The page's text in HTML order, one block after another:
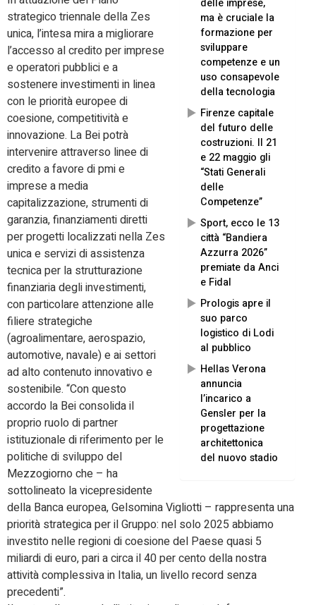
delle imprese,
ma è cruciale la
formazione per
sviluppare
competenze e un
uso consapevole
della tecnologia
Firenze capitale
del futuro delle
costruzioni. Il 21
e 22 maggio gli
“Stati Generali
delle
Competenze”
Sport, ecco le 13
città “Bandiera
Azzurra 2026”
premiate da Anci
e Fidal
Prologis apre il
suo parco
logistico di Lodi
al pubblico
Hellas Verona
annuncia
l’incarico a
Gensler per la
progettazione
architettonica
del nuovo stadio
strategico triennale della Zes
unica, l’intesa mira a migliorare
l’accesso al credito per imprese
e operatori pubblici e a
sostenere investimenti in linea
con le priorità europee di
coesione, competitività e
innovazione. La Bei potrà
intervenire attraverso linee di
credito a favore di pmi e
imprese a media
capitalizzazione, strumenti di
garanzia, finanziamenti diretti
per progetti localizzati nella Zes
unica e servizi di assistenza
tecnica per la strutturazione
finanziaria degli investimenti,
con particolare attenzione alle
filiere strategiche
(agroalimentare, aerospazio,
automotive, navale) e ai settori
ad alto contenuto innovativo e
sostenibile. “Con questo
accordo la Bei consolida il
proprio ruolo di partner
istituzionale di riferimento per le
politiche di sviluppo del
Mezzogiorno che – ha
sottolineato la vicepresidente
della Banca europea, Gelsomina Vigliotti – rappresenta una
priorità strategica per il Gruppo: nel solo 2025 abbiamo
investito nelle regioni di coesione del Paese quasi 5
miliardi di euro, pari a circa il 40 per cento della nostra
attività complessiva in Italia, un livello record senza
precedenti”.